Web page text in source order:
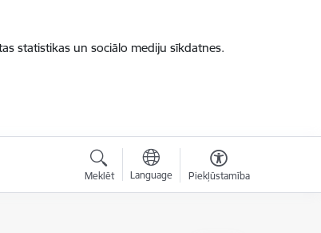
statistikas un sociālo mediju sīkdatnes.
Meklēt Language Piekļūstamība